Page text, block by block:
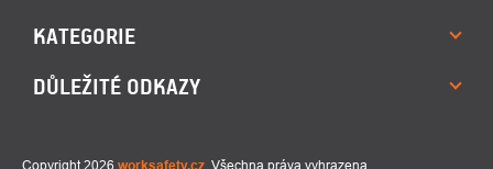
KATEGORIE
DŮLEŽITÉ ODKAZY
Copyright 2026 worksafety.cz . Všechna práva vyhrazena.